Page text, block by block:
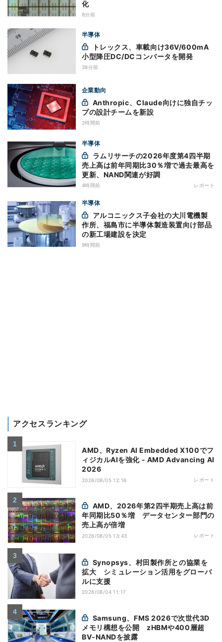
化
8分前
半導体
小型降圧DC/DCコンバータを開発
38分前
企業動向
プの設計チームを新設
2時間前
半導体
売上高は前年同期比30％増で過去最高を
更新、NAND関連が好調
4時間前 レポート
半導体
作所、福島市に半導体製造装置向け部品
の新工場建設を決定
9時間前
アクセスランキング
AMD、Ryzen AI Embedded X100でフ
ィジカルAIを強化 - AMD Advancing AI
2026
2026/08/05 12:16 レポート
年同期比50％増 データセンター部門の
売上高が倍増
2026/08/05 13:43 レポート
拡大 シミュレーション活用をグローバ
ルに支援
2026/08/04 11:17
メモリ構想を公開 zHBMや400層超
BV-NANDを披露